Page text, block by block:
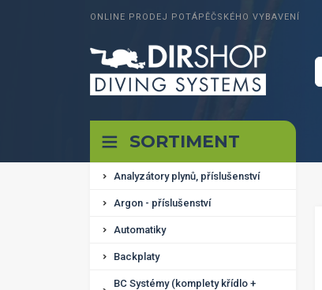
ONLINE PRODEJ POTÁPĚČSKÉHO VYBAVENÍ
SORTIMENT
Analyzátory plynů, příslušenství
Argon - příslušenství
Automatiky
Backplaty
BC Systémy (komplety křídlo +